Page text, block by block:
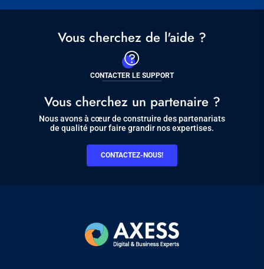
Vous cherchez de l'aide ?
CONTACTER LE SUPPORT
Vous cherchez un partenaire ?
Nous avons à cœur de construire des partenariats
de qualité pour faire grandir nos expertises.
CONTACTEZ-NOUS!